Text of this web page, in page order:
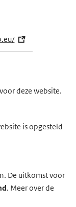
(e
x
r
l
voor deze website.
is opgesteld
De uitkomst voor
. Meer over de